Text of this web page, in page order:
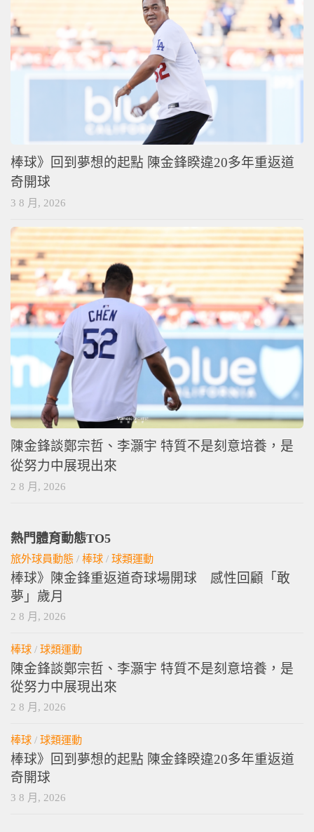
棒球》回到夢想的起點 陳金鋒睽違20多年重返道
奇開球
3 8 月, 2026
陳金鋒談鄭宗哲、李灝宇 特質不是刻意培養，是
從努力中展現出來
2 8 月, 2026
熱門體育動態TO5
旅外球員動態 / 棒球 / 球類運動
棒球》陳金鋒重返道奇球場開球 感性回顧「敢
夢」歲月
2 8 月, 2026
棒球 / 球類運動
陳金鋒談鄭宗哲、李灝宇 特質不是刻意培養，是
從努力中展現出來
2 8 月, 2026
棒球 / 球類運動
棒球》回到夢想的起點 陳金鋒睽違20多年重返道
奇開球
3 8 月, 2026